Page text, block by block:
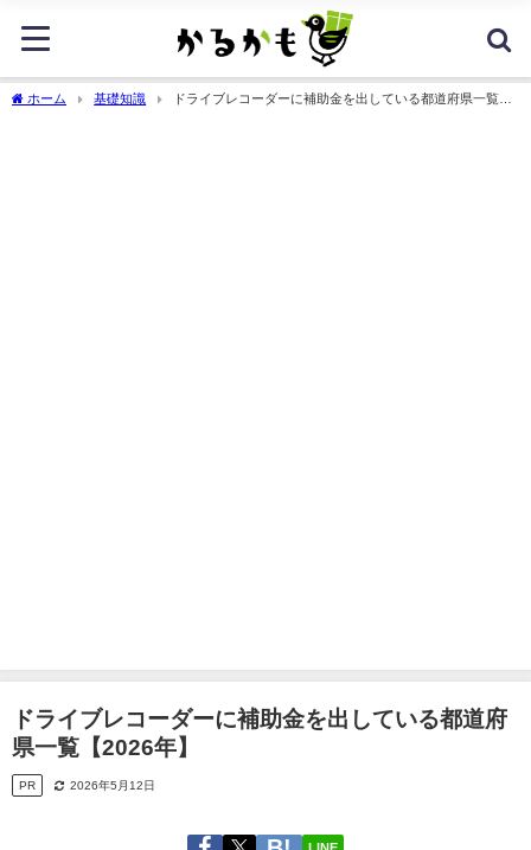
ホーム 基礎知識
ドライブレコーダーに補助金を出している都道府県一覧
ドライブレコーダーに補助金を出している都道府
県一覧【2026年】
PR 2026年5月12日